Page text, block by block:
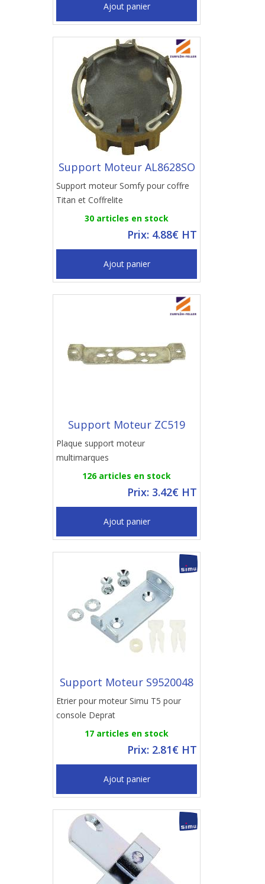
Ajout panier
Support Moteur AL8628SO
Support moteur Somfy pour coffre
Titan et Coffrelite
30 articles en stock
Prix: 4.88€ HT
Ajout panier
Support Moteur ZC519
Plaque support moteur
multimarques
126 articles en stock
Prix: 3.42€ HT
Ajout panier
Support Moteur S9520048
Etrier pour moteur Simu T5 pour
console Deprat
17 articles en stock
Prix: 2.81€ HT
Ajout panier